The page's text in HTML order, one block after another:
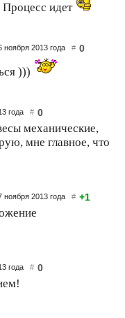
идет
ноября 2013 года # 0
)))
года # 0
механические,
мне главное, что
ноября 2013 года # +1
года # 0